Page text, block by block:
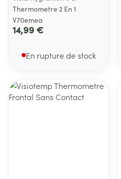
Thermometre 2 En 1
V70emea
14,99 €
En rupture de stock